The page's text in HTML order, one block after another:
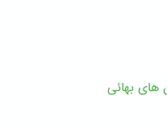
های بهائی